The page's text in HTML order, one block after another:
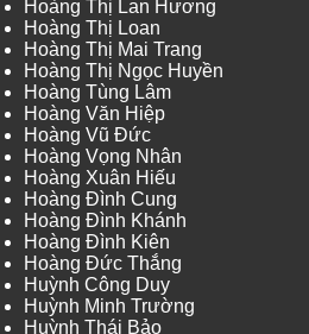
Hoàng Thị Lan Hương
Hoàng Thị Loan
Hoàng Thị Mai Trang
Hoàng Thị Ngọc Huyền
Hoàng Tùng Lâm
Hoàng Văn Hiệp
Hoàng Vũ Đức
Hoàng Vọng Nhân
Hoàng Xuân Hiếu
Hoàng Đình Cung
Hoàng Đình Khánh
Hoàng Đình Kiên
Hoàng Đức Thắng
Huỳnh Công Duy
Huỳnh Minh Trường
Huỳnh Thái Bảo